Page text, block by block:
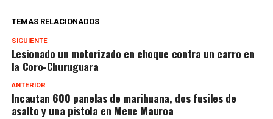
TEMAS RELACIONADOS
SIGUIENTE
Lesionado un motorizado en choque contra un carro en
la Coro-Churuguara
ANTERIOR
Incautan 600 panelas de marihuana, dos fusiles de
asalto y una pistola en Mene Mauroa